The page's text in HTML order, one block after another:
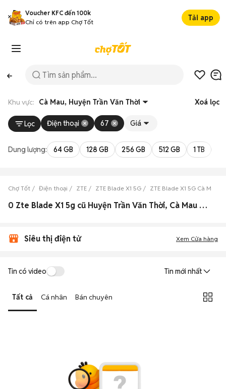
Voucher KFC đến 100k
Chỉ có trên app Chợ Tốt
Tải app
Khu vực: Cà Mau, Huyện Trần Văn Thời Xoá lọc
Lọc Điện thoại 67 Giá
Dung lượng: 64 GB 128 GB 256 GB 512 GB 1 TB
Chợ Tốt Điện thoại ZTE ZTE Blade X1 5G ZTE Blade X1 5G Cà Mau
0 Zte Blade X1 5g cũ Huyện Trần Văn Thời, Cà Mau đẹp
Siêu thị điện tử Xem Cửa hàng
Tin có video Tin mới nhất
Tất cả Cá nhân Bán chuyên